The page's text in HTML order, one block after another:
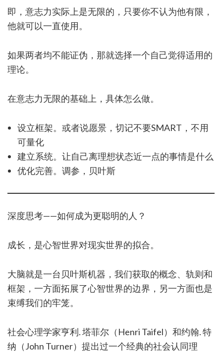
即，意志力实际上是无限的，只要你不认为他有限，
他就可以一直使用。
如果两者均不能证伪，那就选择一个自己觉得适用的
理论。
在意志力无限的基础上，具体怎么做。
设立框架。或者说愿景，切记不要SMART，不用
可量化
建立系统。让自己离理想状态近一点的事情是什么
优化完善。调参，贝叶斯
深度思考——如何成为更聪明的人？
成长，是心智世界对现实世界的拟合。
大脑就是一台贝叶斯机器，我们获取的概念、轨则和
框架，一方面拓展了心智世界的边界，另一方面也是
束缚我们的牢笼。
社会心理学家亨利. 塔菲尔（Henri Taifel）和约翰. 特
纳（John Turner）提出过一个经典的社会认同理